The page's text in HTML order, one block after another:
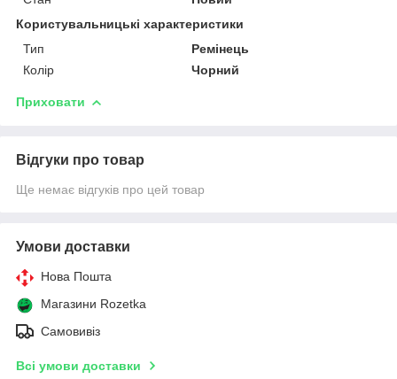
Користувальницькі характеристики
Тип
Ремінець
Колір
Чорний
Приховати
Відгуки про товар
Ще немає відгуків про цей товар
Умови доставки
Нова Пошта
Магазини Rozetka
Самовивіз
Всі умови доставки